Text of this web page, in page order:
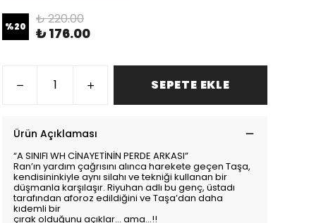
%20 ₺ 220.00
₺ 176.00
SEPETE EKLE
Ürün Açıklaması
“A SINIFI WH CİNAYETİNİN PERDE ARKASI”
Ran’ın yardım çağrısını alınca harekete geçen Taşa,
kendisininkiyle aynı silahı ve tekniği kullanan bir
düşmanla karşılaşır. Riyuhan adlı bu genç, üstadı
tarafından aforoz edildiğini ve Taşa’dan daha
kıdemli bir
çırak olduğunu açıklar... ama...!!